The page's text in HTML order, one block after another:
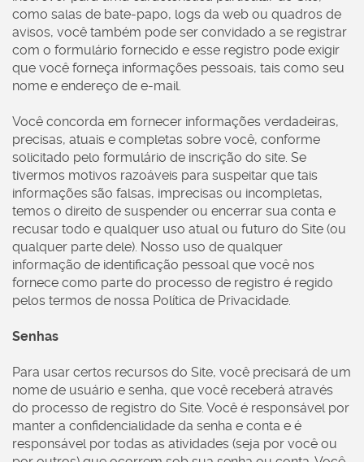
como salas de bate-papo, logs da web ou quadros de
avisos, você também pode ser convidado a se registrar
com o formulário fornecido e esse registro pode exigir
que você forneça informações pessoais, tais como seu
nome e endereço de e-mail.
Você concorda em fornecer informações verdadeiras,
precisas, atuais e completas sobre você, conforme
solicitado pelo formulário de inscrição do site. Se
tivermos motivos razoáveis para suspeitar que tais
informações são falsas, imprecisas ou incompletas,
temos o direito de suspender ou encerrar sua conta e
recusar todo e qualquer uso atual ou futuro do Site (ou
qualquer parte dele). Nosso uso de qualquer
informação de identificação pessoal que você nos
fornece como parte do processo de registro é regido
pelos termos de nossa Política de Privacidade.
Senhas
Para usar certos recursos do Site, você precisará de um
nome de usuário e senha, que você receberá através
do processo de registro do Site. Você é responsável por
manter a confidencialidade da senha e conta e é
responsável por todas as atividades (seja por você ou